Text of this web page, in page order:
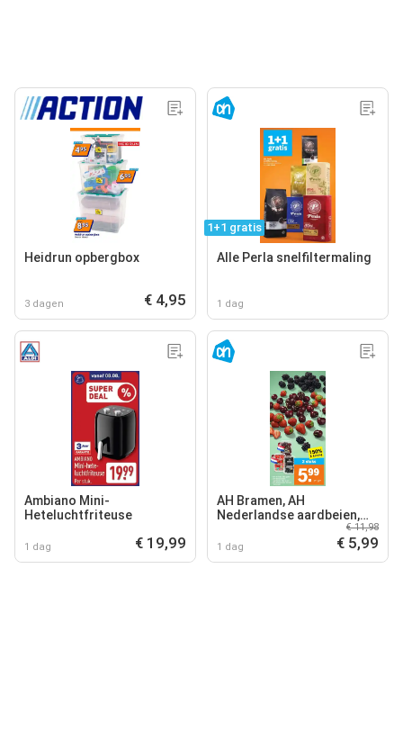
Heidrun opbergbox
3 dagen € 4,95
1+1 gratis
Alle Perla snelfiltermaling
1 dag
Ambiano Mini-
Heteluchtfriteuse
1 dag € 19,99
AH Bramen, AH
Nederlandse aardbeien,
AH Nederlandse kersen
1 dag
€ 11,98
€ 5,99